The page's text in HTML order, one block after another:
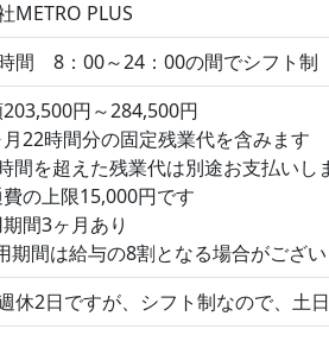
METRO PLUS
時間 8：00～24：00の間でシフト制
円～284,500円
22時間分の固定残業代を含みます
を超えた残業代は別途お支払いし
の上限15,000円です
間3ヶ月あり
間は給与の8割となる場合がござ
休2日ですが、シフト制なので、土